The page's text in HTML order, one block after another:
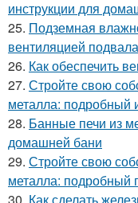
инструкции для
25. Подземная
вентиляцией подвала
26. Как обеспечить
27. Стройте свою
металла: подробный
28. Банные печи из
домашней бани
29. Стройте свою
металла: подробный